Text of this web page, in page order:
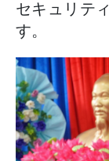
セキュリテ
す。